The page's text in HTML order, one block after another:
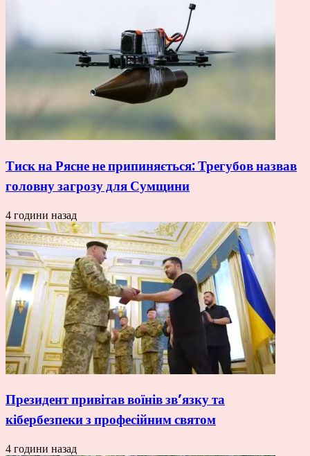
Тиск на Рясне не припиняється: Трегубов назвав
головну загрозу для Сумщини
4 години назад
Президент привітав воїнів зв’язку та
кібербезпеки з професійним святом
4 години назад